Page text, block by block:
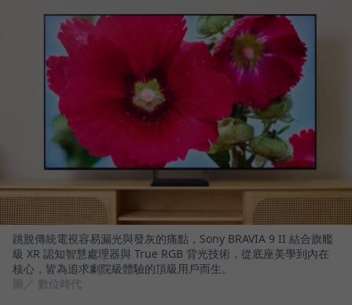
跳脫傳統電視容易漏光與發灰的痛點，Sony BRAVIA 9 II 結合旗艦
級 XR 認知智慧處理器與 True RGB 背光技術，從底座美學到內在
核心，皆為追求劇院級體驗的頂級用戶而生。
圖／ 數位時代